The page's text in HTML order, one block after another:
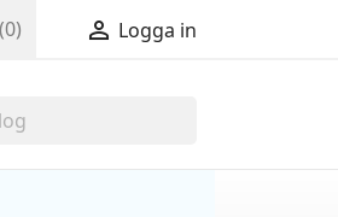
(0)  Logga in